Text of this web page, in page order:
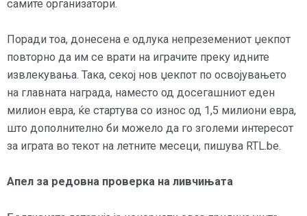
самите организатори.
Поради тоа, донесена е одлука непреземениот џекпот
повторно да им се врати на играчите преку идните
извлекувања. Така, секој нов џекпот по освојувањето
на главната награда, наместо од досегашниот еден
милион евра, ќе стартува со износ од 1,5 милиони евра,
што дополнително би можело да го зголеми интересот
за играта во текот на летните месеци, пишува RTL.be.
Апел за редовна проверка на ливчињата